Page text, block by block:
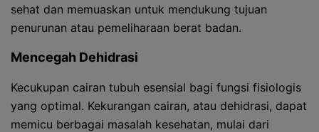
sehat dan memuaskan untuk mendukung tujuan
penurunan atau pemeliharaan berat badan.
Mencegah Dehidrasi
Kecukupan cairan tubuh esensial bagi fungsi fisiologis
yang optimal. Kekurangan cairan, atau dehidrasi, dapat
memicu berbagai masalah kesehatan, mulai dari